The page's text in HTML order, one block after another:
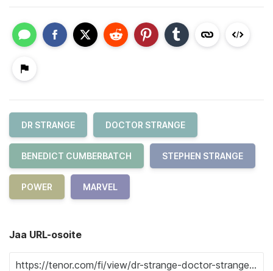
DR STRANGE DOCTOR STRANGE
BENEDICT CUMBERBATCH STEPHEN STRANGE
POWER MARVEL
Jaa URL-osoite